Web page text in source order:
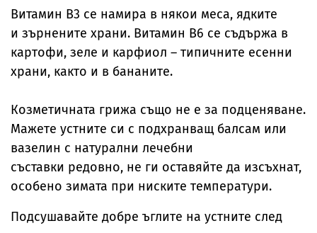
Витамин B3 се намира в някои меса, ядките
и зърнените храни. Витамин B6 се съдържа в
картофи, зеле и карфиол – типичните есенни
храни, както и в бананите.
Козметичната грижа също не е за подценяване.
Мажете устните си с подхранващ балсам или
вазелин с натурални лечебни
съставки редовно, не ги оставяйте да изсъхнат,
особено зимата при ниските температури.
Подсушавайте добре ъглите на устните след